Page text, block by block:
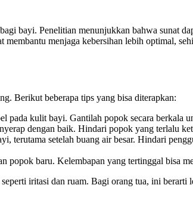
bayi. Penelitian menunjukkan bahwa sunat
menjaga kebersihan lebih optimal,
Berikut beberapa tips yang bisa diterapkan:
pada kulit bayi. Gantilah popok secara berkala
dengan baik. Hindari popok yang terlalu
terutama setelah buang air besar. Hindari
popok baru. Kelembapan yang tertinggal bisa
iritasi dan ruam. Bagi orang tua, ini